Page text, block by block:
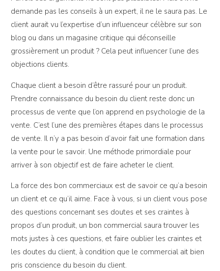
demande pas les conseils à un expert, il ne le saura pas. Le
client aurait vu l’expertise d’un influenceur célèbre sur son
blog ou dans un magasine critique qui déconseille
grossièrement un produit ? Cela peut influencer l’une des
objections clients.
Chaque client a besoin d’être rassuré pour un produit.
Prendre connaissance du besoin du client reste donc un
processus de vente que l’on apprend en psychologie de la
vente. C’est l’une des premières étapes dans le processus
de vente. Il n’y a pas besoin d’avoir fait une formation dans
la vente pour le savoir. Une méthode primordiale pour
arriver à son objectif est de faire acheter le client.
La force des bon commerciaux est de savoir ce qu’a besoin
un client et ce qu’il aime. Face à vous, si un client vous pose
des questions concernant ses doutes et ses craintes à
propos d’un produit, un bon commercial saura trouver les
mots justes à ces questions, et faire oublier les craintes et
les doutes du client, à condition que le commercial ait bien
pris conscience du besoin du client.